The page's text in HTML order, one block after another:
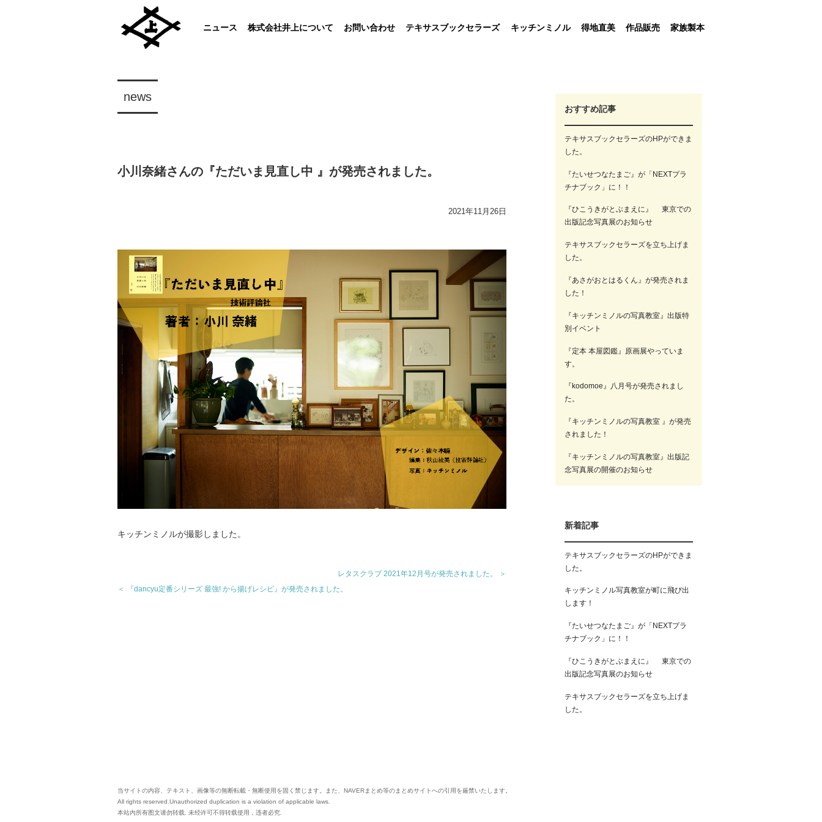
ニュース 株式会社井上について お問い合わせ テキサスブックセラーズ キッチンミノル 得地直美 作品販売 家族製本
news
小川奈緒さんの『ただいま見直し中 』が発売されました。
2021年11月26日
キッチンミノルが撮影しました。
レタスクラブ 2021年12月号が発売されました。 ＞
＜ 『dancyu定番シリーズ 最強! から揚げレシピ』が発売されました。
おすすめ記事
テキサスブックセラーズのHPができま
した。
『たいせつなたまご』が「NEXTプラ
チナブック」に！！
『ひこうきがとぶまえに』 東京での
出版記念写真展のお知らせ
テキサスブックセラーズを立ち上げま
した。
『あさがおとはるくん』が発売されま
した！
『キッチンミノルの写真教室』出版特
別イベント
『定本 本屋図鑑』原画展やっていま
す。
『kodomoe』八月号が発売されまし
た。
『キッチンミノルの写真教室 』が発売
されました！
『キッチンミノルの写真教室』出版記
念写真展の開催のお知らせ
新着記事
テキサスブックセラーズのHPができま
した。
キッチンミノル写真教室が町に飛び出
します！
『たいせつなたまご』が「NEXTプラ
チナブック」に！！
『ひこうきがとぶまえに』 東京での
出版記念写真展のお知らせ
テキサスブックセラーズを立ち上げま
した。
当サイトの内容、テキスト、画像等の無断転載・無断使用を固く禁じます。
また、NAVERまとめ等のまとめサイトへの引用を厳禁いたします。
All rights reserved.Unauthorized duplication is a violation of applicable laws.
本站內所有图文请勿转载. 未经许可不得转载使用，违者必究.